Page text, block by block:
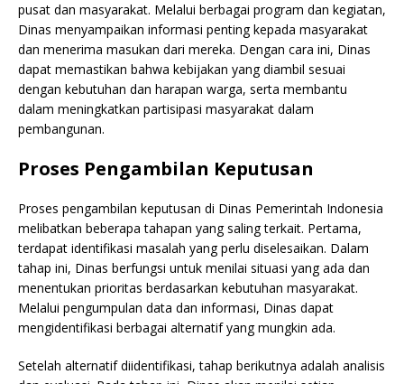
pusat dan masyarakat. Melalui berbagai program dan kegiatan,
Dinas menyampaikan informasi penting kepada masyarakat
dan menerima masukan dari mereka. Dengan cara ini, Dinas
dapat memastikan bahwa kebijakan yang diambil sesuai
dengan kebutuhan dan harapan warga, serta membantu
dalam meningkatkan partisipasi masyarakat dalam
pembangunan.
Proses Pengambilan Keputusan
Proses pengambilan keputusan di Dinas Pemerintah Indonesia
melibatkan beberapa tahapan yang saling terkait. Pertama,
terdapat identifikasi masalah yang perlu diselesaikan. Dalam
tahap ini, Dinas berfungsi untuk menilai situasi yang ada dan
menentukan prioritas berdasarkan kebutuhan masyarakat.
Melalui pengumpulan data dan informasi, Dinas dapat
mengidentifikasi berbagai alternatif yang mungkin ada.
Setelah alternatif diidentifikasi, tahap berikutnya adalah analisis